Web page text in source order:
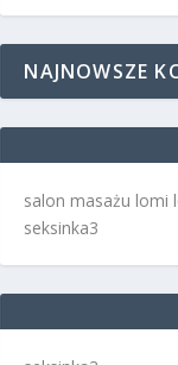
NAJNOWSZE
salon masażu lomi
seksinka3